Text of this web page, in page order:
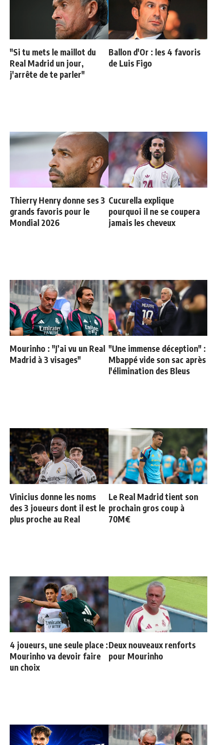
"Si tu mets le maillot du
Real Madrid un jour,
j'arrête de te parler"
Ballon d'Or : les 4 favoris
de Luis Figo
Thierry Henry donne ses 3
grands favoris pour le
Mondial 2026
Cucurella explique
pourquoi il ne se coupera
jamais les cheveux
Mourinho : "J’ai vu un Real
Madrid à 3 visages"
"Une immense déception" :
Mbappé vide son sac après
l'élimination des Bleus
Vinicius donne les noms
des 3 joueurs dont il est le
plus proche au Real
Le Real Madrid tient son
prochain gros coup à
70M€
4 joueurs, une seule place :
Mourinho va devoir faire
un choix
Deux nouveaux renforts
pour Mourinho